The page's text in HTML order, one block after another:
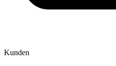
Kunden